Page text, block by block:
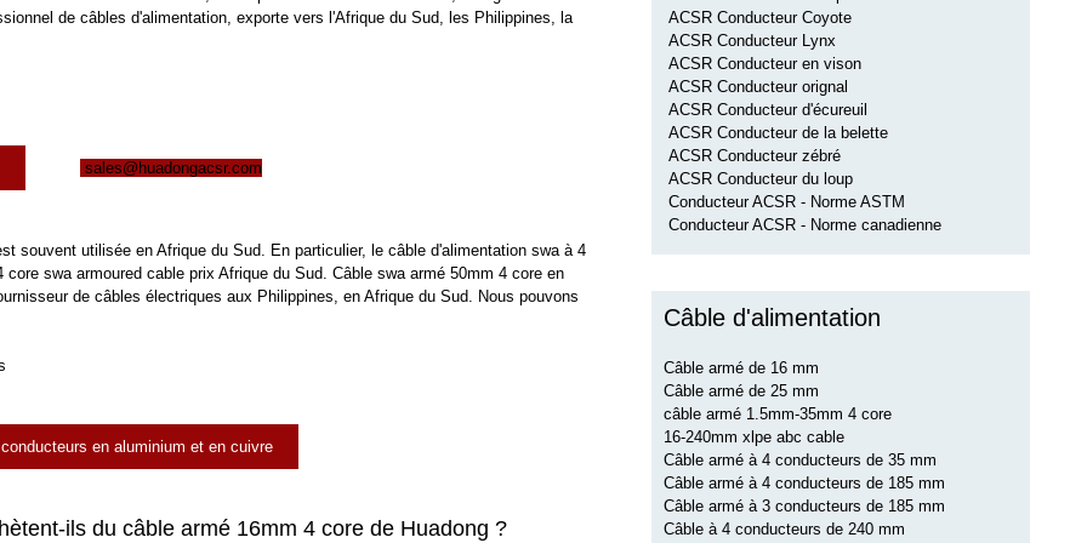
de câbles d'alimentation, exporte vers l'Afrique du Sud, les Philippines, la
sales@huadongacsr.com
souvent utilisée en Afrique du Sud. En particulier, le câble d'alimentation swa à 4
core swa armoured cable prix Afrique du Sud. Câble swa armé 50mm 4 core en
de câbles électriques aux Philippines, en Afrique du Sud. Nous pouvons
en aluminium et en cuivre
ils du câble armé 16mm 4 core de Huadong ?
ACSR Conducteur Coyote
ACSR Conducteur Lynx
ACSR Conducteur en vison
ACSR Conducteur orignal
ACSR Conducteur d'écureuil
ACSR Conducteur de la belette
ACSR Conducteur zébré
ACSR Conducteur du loup
Conducteur ACSR - Norme ASTM
Conducteur ACSR - Norme canadienne
Câble d'alimentation
Câble armé de 16 mm
Câble armé de 25 mm
câble armé 1.5mm-35mm 4 core
16-240mm xlpe abc cable
Câble armé à 4 conducteurs de 35 mm
Câble armé à 4 conducteurs de 185 mm
Câble armé à 3 conducteurs de 185 mm
Câble à 4 conducteurs de 240 mm